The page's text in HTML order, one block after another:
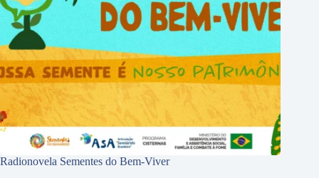
Radionovela Sementes do Bem-Viver